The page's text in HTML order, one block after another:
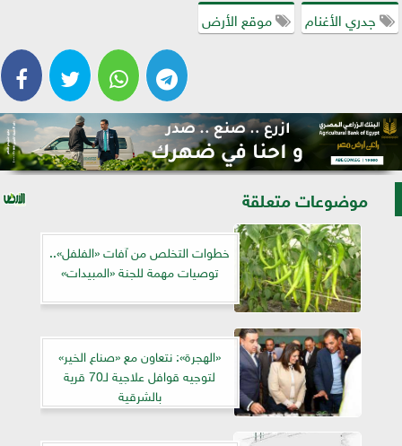
جدري الأغنام
موقع الأرض
موضوعات متعلقة
خطوات التخلص من آفات «الفلفل»..
توصيات مهمة للجنة «المبيدات»
«الهجرة»: نتعاون مع «صناع الخير»
لتوجيه قوافل علاجية لـ70 قرية
بالشرقية